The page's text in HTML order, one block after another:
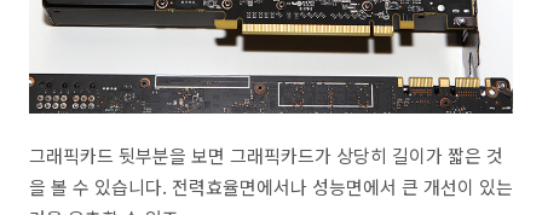
그래픽카드 뒷부분을 보면 그래픽카드가 상당히 길이가 짧은 것
을 볼 수 있습니다. 전력효율면에서나 성능면에서 큰 개선이 있는